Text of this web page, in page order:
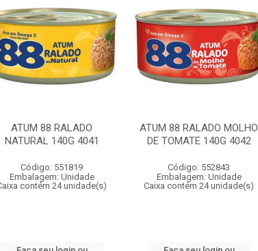
ATUM 88 RALADO
NATURAL 140G 4041
Código: 551819
Embalagem: Unidade
contém 24 unidade(s)
ATUM 88 RALADO MOLHO
DE TOMATE 140G 4042
Código: 552843
Embalagem: Unidade
Caixa contém 24 unidade(s)